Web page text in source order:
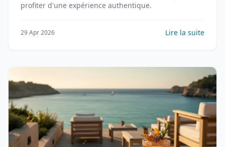
profiter d'une expérience authentique.
29 Apr 2026 Lire la suite